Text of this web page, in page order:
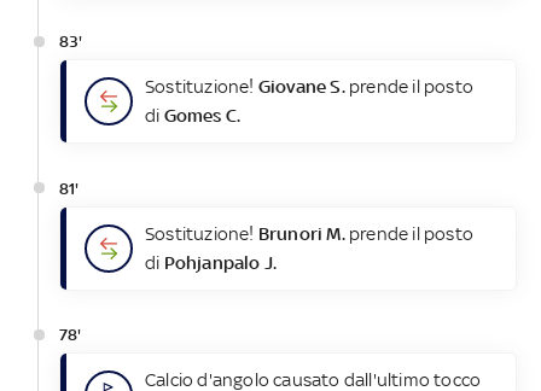
83'
Sostituzione! Giovane S.prende il posto
di Gomes C.
81'
Sostituzione! Brunori M.prende il posto
di Pohjanpalo J.
78'
Calcio d'angolo causato dall'ultimo tocco